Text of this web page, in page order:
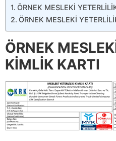
ÖRNEK MESLEKİ
ÖRNEK MESLEKİ
ÖRNEK
KİMLİK KARTI